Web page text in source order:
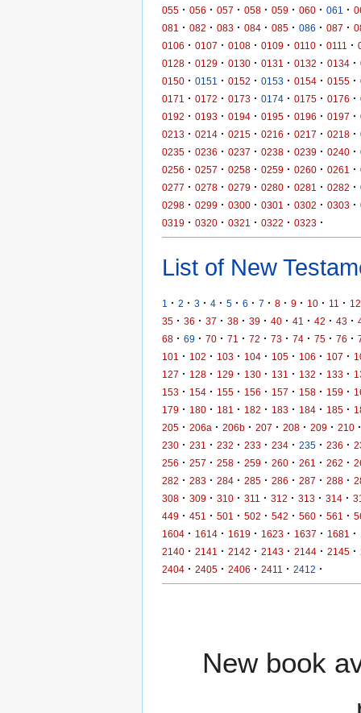
055 · 056 · 057 · 058 · 059 · 060 · 061 ·
081
· 082 · 083 · 084 · 085 · 086 · 087 ·
0106 · 0107 · 0108 · 0109 · 0110 · 0111 ·
0128 · 0129 · 0130 · 0131 · 0132 · 0134 ·
0150 · 0151 · 0152 · 0153 · 0154 · 0155 ·
0171
· 0172 · 0173 · 0174 · 0175 · 0176 ·
0192 · 0193 · 0194 · 0195 · 0196 · 0197 ·
0213 · 0214 · 0215 · 0216 · 0217 · 0218 ·
0235 · 0236 · 0237 · 0238 · 0239 · 0240 ·
0256 · 0257 · 0258 · 0259 · 0260 · 0261 ·
0277 · 0278 · 0279 · 0280 · 0281 · 0282 ·
0298 · 0299 · 0300 · 0301 · 0302 · 0303 ·
0319 · 0320 · 0321 · 0322 · 0323 ·
List of New
1 · 2 · 3 · 4 · 5 · 6 · 7 · 8 · 9 · 10 · 11 · 12
35 · 36 · 37 · 38 · 39 · 40 · 41 · 42 · 43 ·
68 · 69 · 70 · 71 · 72 · 73 · 74 · 75 · 76 ·
101
· 102 · 103 · 104 · 105 · 106 · 107 ·
127 · 128 · 129 · 130 · 131 · 132 · 133 ·
153 · 154 · 155 · 156 · 157 · 158 · 159 ·
179 · 180 · 181 · 182 · 183 · 184 · 185 ·
205 · 206a · 206b · 207 · 208 · 209 · 210 ·
230 · 231 · 232 · 233 · 234 · 235 · 236 ·
256 · 257 · 258 · 259 · 260 · 261 · 262 ·
282 · 283 · 284 · 285 · 286 · 287 · 288 ·
308 · 309 · 310 · 311 · 312 · 313 · 314 ·
449 · 451 · 501 · 502 · 542 · 560 · 561 ·
1604 · 1614 · 1619 · 1623 · 1637 · 1681 ·
2140 · 2141 · 2142 · 2143 · 2144 · 2145 ·
2404 · 2405 · 2406 · 2411 · 2412 ·
New book